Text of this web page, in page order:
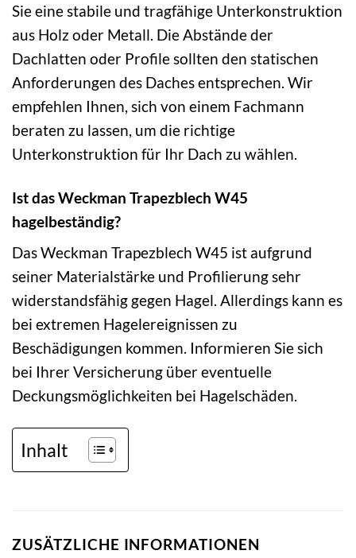
Sie eine stabile und tragfähige Unterkonstruktion
aus Holz oder Metall. Die Abstände der
Dachlatten oder Profile sollten den statischen
Anforderungen des Daches entsprechen. Wir
empfehlen Ihnen, sich von einem Fachmann
beraten zu lassen, um die richtige
Unterkonstruktion für Ihr Dach zu wählen.
Ist das Weckman Trapezblech W45
hagelbeständig?
Das Weckman Trapezblech W45 ist aufgrund
seiner Materialstärke und Profilierung sehr
widerstandsfähig gegen Hagel. Allerdings kann es
bei extremen Hagelereignissen zu
Beschädigungen kommen. Informieren Sie sich
bei Ihrer Versicherung über eventuelle
Deckungsmöglichkeiten bei Hagelschäden.
Inhalt
ZUSÄTZLICHE INFORMATIONEN